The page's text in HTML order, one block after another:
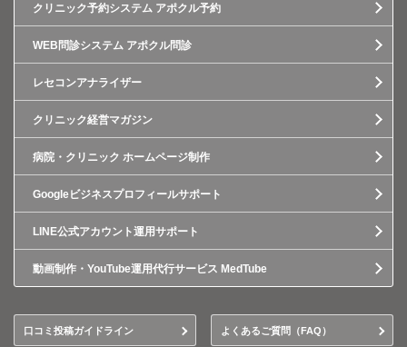
クリニック予約システム アポクル予約
WEB問診システム アポクル問診
レセコンアナライザー
クリニック経営マガジン
病院・クリニック ホームページ制作
Googleビジネスプロフィールサポート
LINE公式アカウント運用サポート
動画制作・YouTube運用代行サービス MedTube
口コミ投稿ガイドライン よくあるご質問（FAQ）